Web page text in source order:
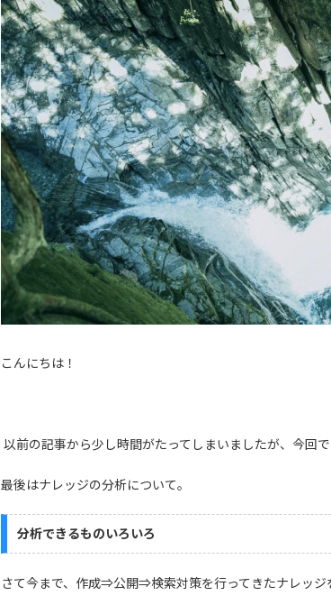
こんにちは！
以前の記事から少し時間がたってしまいましたが、今回
最後はナレッジの分析について。
分析できるものいろいろ
さて今まで、作成⇒公開⇒検索対策を行ってきたナレッジ